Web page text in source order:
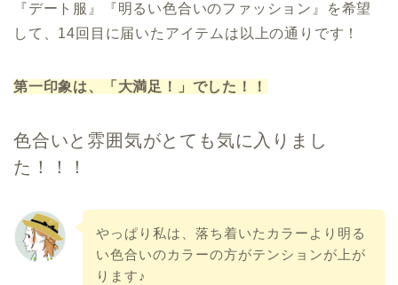
『デート服』『明るい色合いのファッション』を希望
して、14回目に届いたアイテムは以上の通りです！
第一印象は、「大満足！ 」でした！！
色合いと雰囲気がとても気に入りまし
た！！！
やっぱり私は、落ち着いたカラーより明る
い色合いのカラーの方がテンションが上が
ります♪